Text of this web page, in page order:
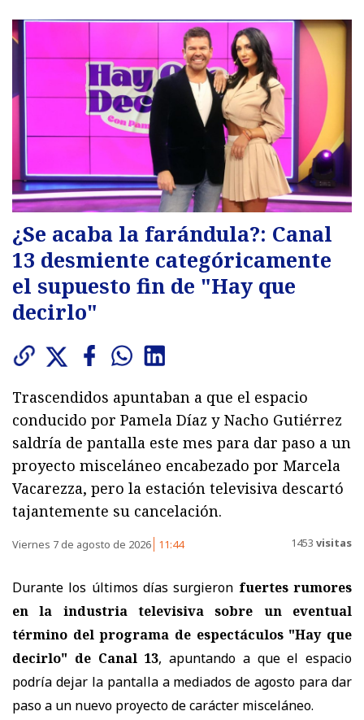
¿Se acaba la farándula?: Canal
13 desmiente categóricamente
el supuesto fin de "Hay que
decirlo"
Trascendidos apuntaban a que el espacio
conducido por Pamela Díaz y Nacho Gutiérrez
saldría de pantalla este mes para dar paso a un
proyecto misceláneo encabezado por Marcela
Vacarezza, pero la estación televisiva descartó
tajantemente su cancelación.
Viernes 7 de agosto de 2026 11:44 1453 visitas
Durante los últimos días surgieron fuertes rumores
en la industria televisiva sobre un eventual
término del programa de espectáculos "Hay que
decirlo" de Canal 13, apuntando a que el espacio
podría dejar la pantalla a mediados de agosto para dar
paso a un nuevo proyecto de carácter misceláneo.